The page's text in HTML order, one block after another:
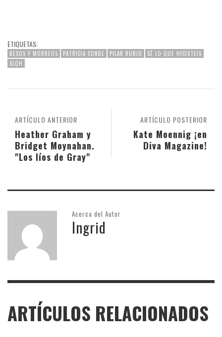
ETIQUETAS:
BESOS Y MORREOS PATRICIA CONDE PILAR RUBIO
SÉ LO QUE HICISTEIS
SLQH
ARTÍCULO POSTERIOR
Kate Moennig ¡en
Diva Magazine!
ARTÍCULO ANTERIOR
Heather Graham y
Bridget Moynahan.
"Los líos de Gray"
Acerca del Autor
Ingrid
ARTÍCULOS RELACIONADOS